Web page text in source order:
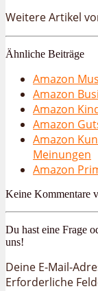
Weitere Artikel
Ähnliche Beiträge
Amazon
Amazon
Amazon
Amazon
Amazon
Meinungen
Amazon
Keine Kommentare
Du hast eine Frage
uns!
Deine E-Mail-
Erforderliche